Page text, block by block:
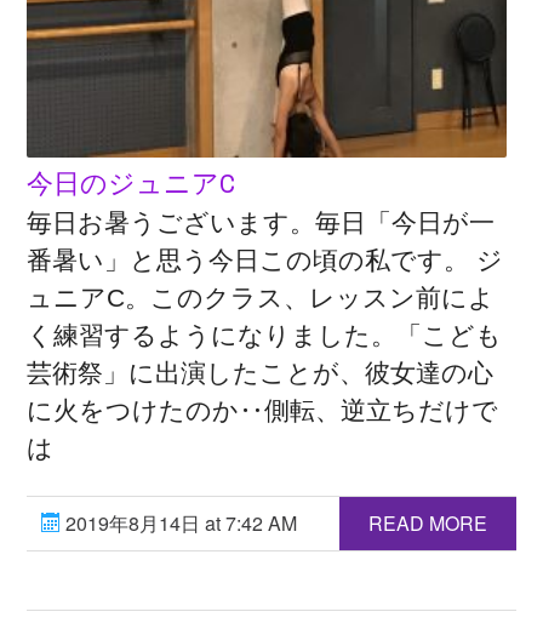
今日のジュニアC
毎日お暑うございます。毎日「今日が一
番暑い」と思う今日この頃の私です。 ジ
ュニアC。このクラス、レッスン前によ
く練習するようになりました。「こども
芸術祭」に出演したことが、彼女達の心
に火をつけたのか‥側転、逆立ちだけで
は
2019年8月14日 at 7:42 AM READ MORE